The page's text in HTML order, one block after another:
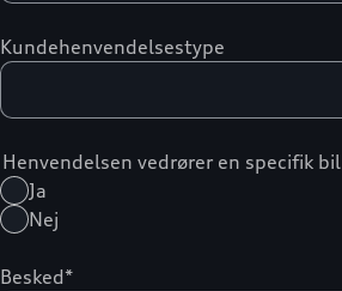
Kundehenvendelsestype
Henvendelsen vedrører en specifik bil
Ja
Nej
Besked*